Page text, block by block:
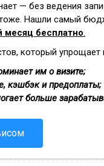
— без ведения
тоже. Нашли самый
месяц бесплатно.
который упрощает
им о визите;
кэшбэк и предоплаты;
больше